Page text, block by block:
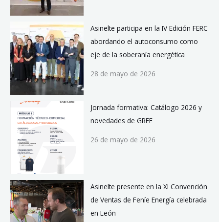
Asinelte participa en la IV Edición FERC
abordando el autoconsumo como
eje de la soberanía energética
28 de mayo de 2026
Jornada formativa: Catálogo 2026 y
novedades de GREE
26 de mayo de 2026
Asinelte presente en la XI Convención
de Ventas de Feníe Energía celebrada
en León